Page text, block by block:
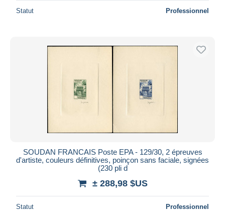
Statut Professionnel
SOUDAN FRANCAIS Poste EPA - 129/30, 2 épreuves
d'artiste, couleurs définitives, poinçon sans faciale, signées
(230 pli d
± 288,98 $US
Statut Professionnel